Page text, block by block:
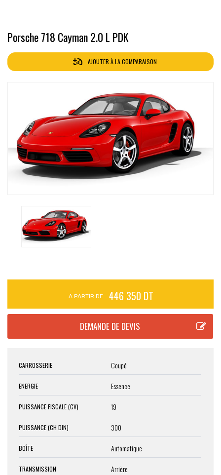
Porsche 718 Cayman 2.0 L PDK
AJOUTER À LA COMPARAISON
A PARTIR DE 446 350 DT
CARROSSERIE Coupé
ENERGIE Essence
PUISSANCE FISCALE (CV) 19
PUISSANCE (CH DIN) 300
BOÎTE Automatique
TRANSMISSION Arrière